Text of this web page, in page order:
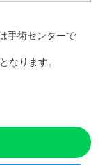
手術センターで
なります。